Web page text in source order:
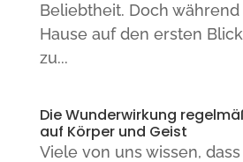
Beliebtheit. Doch während
Hause auf den ersten
zu...
Die Wunderwirkung
auf Körper und Geist
Viele von uns wissen,